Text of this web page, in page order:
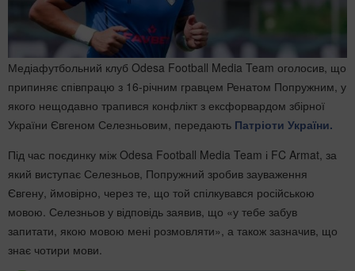
Медіафутбольний клуб Odesa Football Media Team оголосив, що
припиняє співпрацю з 16-річним гравцем Ренатом Попружним, у
якого нещодавно трапився конфлікт з ексфорвардом збірної
України Євгеном Селезньовим, передають Патріоти України.
Під час поєдинку між Odesa Football Media Team і FC Armat, за
який виступає Селезньов, Попружний зробив зауваження
Євгену, ймовірно, через те, що той спілкувався російською
мовою. Селезньов у відповідь заявив, що «у тебе забув
запитати, якою мовою мені розмовляти», а також зазначив, що
знає чотири мови.